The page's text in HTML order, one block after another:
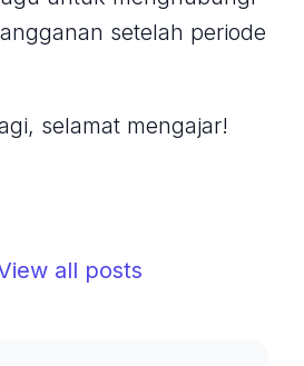
setelah periode
selamat mengajar!
all posts